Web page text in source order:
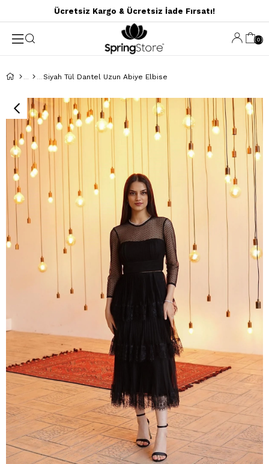
Ücretsiz Kargo & Ücretsiz İade Fırsatı!
0
Siyah Tül Dantel Uzun Abiye Elbise